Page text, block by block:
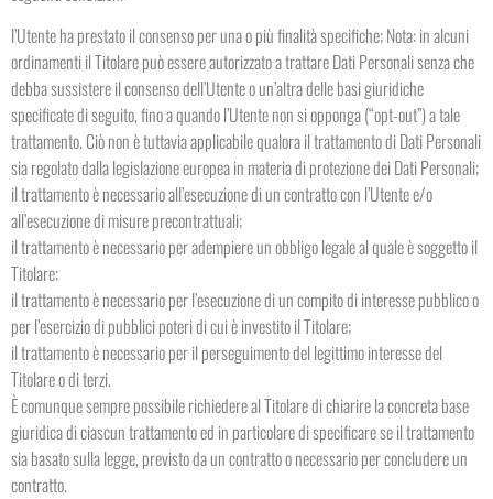
l’Utente ha prestato il consenso per una o più finalità specifiche; Nota: in alcuni
ordinamenti il Titolare può essere autorizzato a trattare Dati Personali senza che
debba sussistere il consenso dell’Utente o un’altra delle basi giuridiche
specificate di seguito, fino a quando l’Utente non si opponga (“opt-out”) a tale
trattamento. Ciò non è tuttavia applicabile qualora il trattamento di Dati Personali
sia regolato dalla legislazione europea in materia di protezione dei Dati Personali;
il trattamento è necessario all’esecuzione di un contratto con l’Utente e/o
all’esecuzione di misure precontrattuali;
il trattamento è necessario per adempiere un obbligo legale al quale è soggetto il
Titolare;
il trattamento è necessario per l’esecuzione di un compito di interesse pubblico o
per l’esercizio di pubblici poteri di cui è investito il Titolare;
il trattamento è necessario per il perseguimento del legittimo interesse del
Titolare o di terzi.
È comunque sempre possibile richiedere al Titolare di chiarire la concreta base
giuridica di ciascun trattamento ed in particolare di specificare se il trattamento
sia basato sulla legge, previsto da un contratto o necessario per concludere un
contratto.